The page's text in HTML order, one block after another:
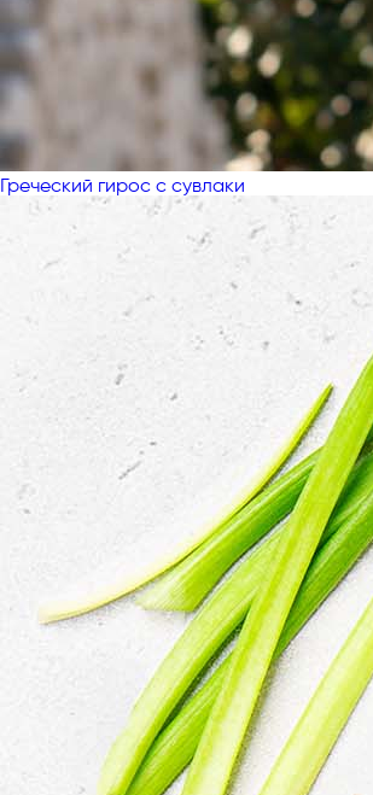
Греческий гирос с сувлаки